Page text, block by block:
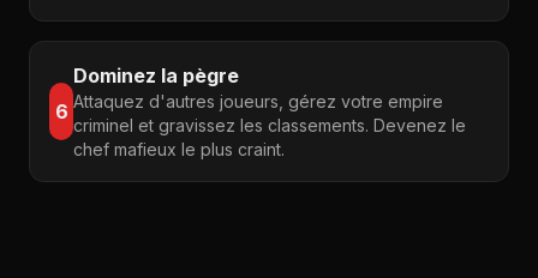
6
Dominez la pègre
Attaquez d'autres joueurs, gérez votre empire
criminel et gravissez les classements. Devenez le
chef mafieux le plus craint.